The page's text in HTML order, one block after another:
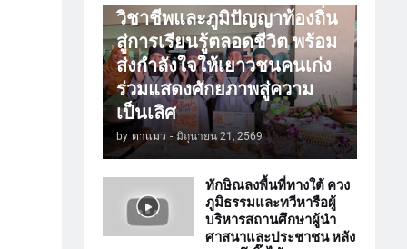
วิชาชีพและภูมิปัญญาท้องถิ่น
สู่การเรียนรู้ตลอดชีวิต พร้อม
ส่งกำลังใจให้เยาวชนคนเก่ง
ร่วมแสดงศักยภาพสู่ความ
เป็นเลิศ
by ตาแมว - มิถุนายน 21, 2569
ทักษิณลงพื้นที่ทางใต้ ควง
ภูมิธรรมและทวีหารือผู้
บริหารสถานศึกษาผู้นำ
ศาสนาและประชาชน หลัง